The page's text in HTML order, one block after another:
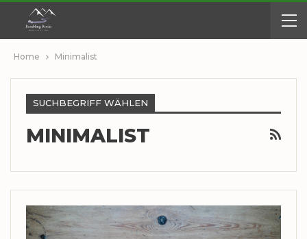
Home Minimalist
SUCHBEGRIFF WÄHLEN
MINIMALIST